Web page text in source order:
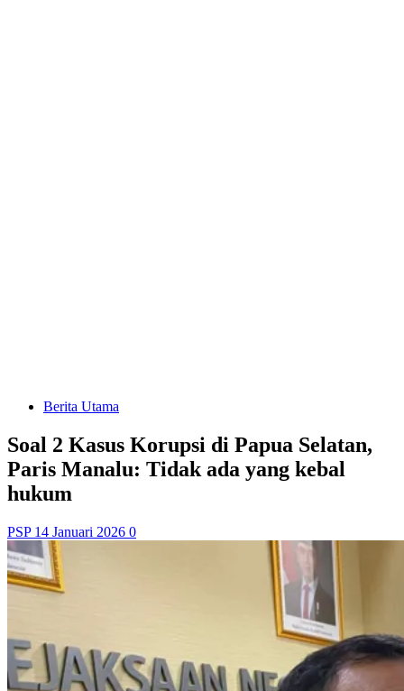
Berita Utama
Soal 2 Kasus Korupsi di Papua Selatan,
Paris Manalu: Tidak ada yang kebal
hukum
PSP 14 Januari 2026 0